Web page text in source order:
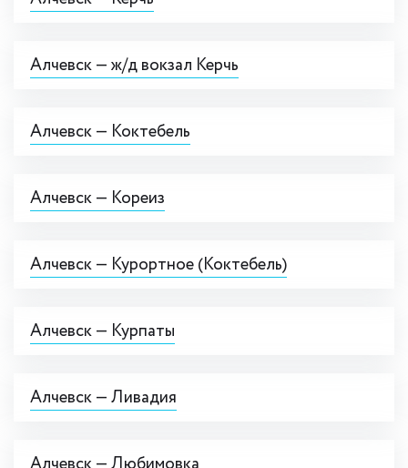
Алчевск — ж/д вокзал Керчь
Алчевск — Коктебель
Алчевск — Кореиз
Алчевск — Курортное (Коктебель)
Алчевск — Курпаты
Алчевск — Ливадия